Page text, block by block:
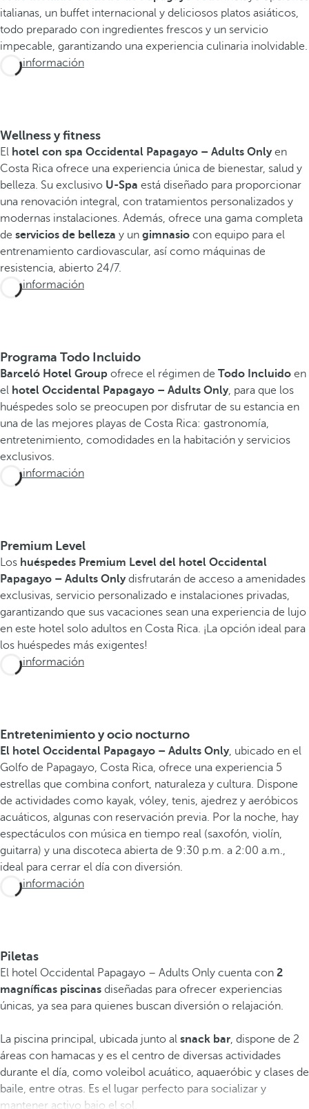
italianas, un buffet internacional y deliciosos platos asiáticos,
todo preparado con ingredientes frescos y un servicio
impecable, garantizando una experiencia culinaria inolvidable.
Más información
Wellness y fitness
El hotel con spa Occidental Papagayo – Adults Onlyen
Costa Rica ofrece una experiencia única de bienestar, salud y
belleza. Su exclusivo U-Spa está diseñado para proporcionar
una renovación integral, con tratamientos personalizados y
modernas instalaciones. Además, ofrece una gama completa
de servicios de belleza y un gimnasio con equipo para el
entrenamiento cardiovascular, así como máquinas de
resistencia, abierto 24/7.
Más información
Programa Todo Incluido
Barceló Hotel Group ofrece el régimen de Todo Incluido en
el hotel Occidental Papagayo – Adults Only, para que los
huéspedes solo se preocupen por disfrutar de su estancia en
una de las mejores playas de Costa Rica: gastronomía,
entretenimiento, comodidades en la habitación y servicios
exclusivos.
Más información
Premium Level
Los huéspedes Premium Level del hotel Occidental
Papagayo – Adults Onlydisfrutarán de acceso a amenidades
exclusivas, servicio personalizado e instalaciones privadas,
garantizando que sus vacaciones sean una experiencia de lujo
en este hotel solo adultos en Costa Rica. ¡La opción ideal para
los huéspedes más exigentes!
Más información
Entretenimiento y ocio nocturno
El hotel Occidental Papagayo – Adults Only, ubicado en el
Golfo de Papagayo, Costa Rica, ofrece una experiencia 5
estrellas que combina confort, naturaleza y cultura. Dispone
de actividades como kayak, vóley, tenis, ajedrez y aeróbicos
acuáticos, algunas con reservación previa. Por la noche, hay
espectáculos con música en tiempo real (saxofón, violín,
guitarra) y una discoteca abierta de 9:30 p.m. a 2:00 a.m.,
ideal para cerrar el día con diversión.
Más información
Piletas
El hotel Occidental Papagayo – Adults Only cuenta con 2
magníficas piscinas diseñadas para ofrecer experiencias
únicas, ya sea para quienes buscan diversión o relajación.
La piscina principal, ubicada junto al snack bar, dispone de 2
áreas con hamacas y es el centro de diversas actividades
durante el día, como voleibol acuático, aquaeróbic y clases de
baile, entre otras. Es el lugar perfecto para socializar y
mantener activo bajo el sol.